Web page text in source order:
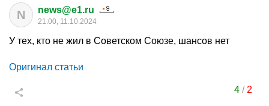
N news@e1.ru
21:00, 11.10.2024
У тех, кто не жил в Советском Союзе, шансов нет
Оригинал статьи
4/ 2